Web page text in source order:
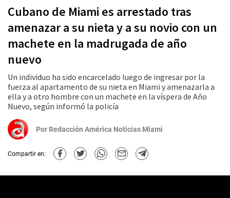
Cubano de Miami es arrestado tras
amenazar a su nieta y a su novio con un
machete en la madrugada de año
nuevo
Un individuo ha sido encarcelado luego de ingresar por la
fuerza al apartamento de su nieta en Miami y amenazarla a
ella y a otro hombre con un machete en la víspera de Año
Nuevo, según informó la policía
Por Redacción América Noticias Miami
Compartir en: